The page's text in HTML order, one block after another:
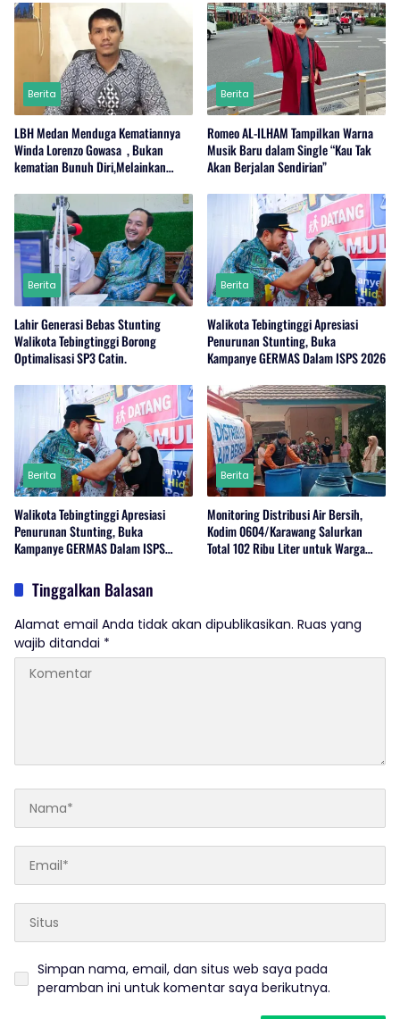
Berita
LBH Medan Menduga Kematiannya
Winda Lorenzo Gowasa , Bukan
kematian Bunuh Diri,Melainkan
Berita
Romeo AL-ILHAM Tampilkan Warna
Musik Baru dalam Single “Kau Tak
Akan Berjalan Sendirian”
Berita
Lahir Generasi Bebas Stunting
Walikota Tebingtinggi Borong
Optimalisasi SP3 Catin.
Berita
Walikota Tebingtinggi Apresiasi
Penurunan Stunting, Buka
Kampanye GERMAS Dalam ISPS 2026
Berita
Walikota Tebingtinggi Apresiasi
Penurunan Stunting, Buka
Kampanye GERMAS Dalam ISPS
Berita
Monitoring Distribusi Air Bersih,
Kodim 0604/Karawang Salurkan
Total 102 Ribu Liter untuk Warga
Tinggalkan Balasan
Alamat email Anda tidak akan dipublikasikan. Ruas yang
wajib ditandai *
Simpan nama, email, dan situs web saya pada
peramban ini untuk komentar saya berikutnya.